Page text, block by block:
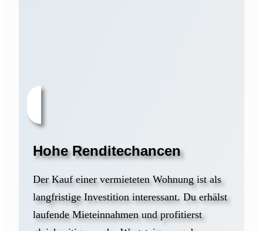
Hohe Renditechancen
Der Kauf einer vermieteten Wohnung ist als
langfristige Investition interessant. Du erhälst
laufende Mieteinnahmen und profitierst